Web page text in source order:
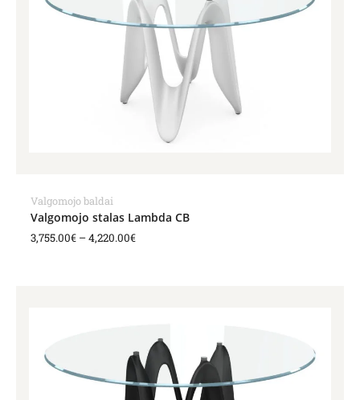
Valgomojo baldai
Valgomojo stalas Lambda CB
3,755.00€ –4,220.00€
3,586.00€